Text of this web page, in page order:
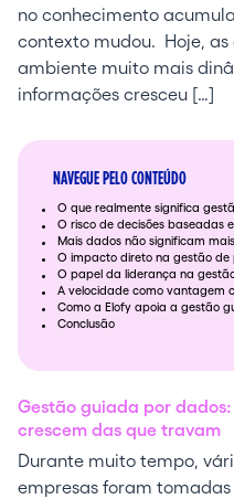
no conhecimento
contexto mudou. Hoje,
ambiente muito mais
informações cresceu […]
NAVEGUE PELO CONTEÚDO
O que realmente significa
O risco de decisões baseadas
Mais dados não significam
O impacto direto na gestão de
O papel da liderança na
A velocidade como vantagem
Como a Elofy apoia a gestão
Conclusão
Gestão guiada por
crescem das que travam
Durante muito tempo,
empresas foram